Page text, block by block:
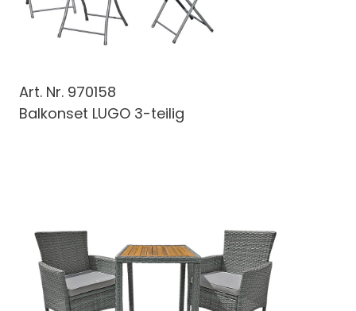
Art. Nr. 970158
Balkonset LUGO 3-teilig